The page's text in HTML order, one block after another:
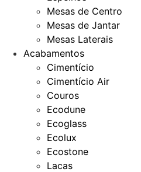
Mesas de Centro
Mesas de Jantar
Mesas Laterais
Acabamentos
Cimentício
Cimentício Air
Couros
Ecodune
Ecoglass
Ecolux
Ecostone
Lacas